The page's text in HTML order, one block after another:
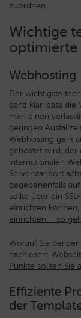
zuordnen.
Wichtige
optimierte
Webhosting
Der wichtigste
ganz klar, dass
man einen
geringen
Webhosting geht
gehostet wird, der
internationalen
Serverstandort
gegebenenfalls
sollte über ein
einrichten
einrichten – so
Worauf Sie bei
nachlesen:
Punkte sollten Sie
Effiziente
der